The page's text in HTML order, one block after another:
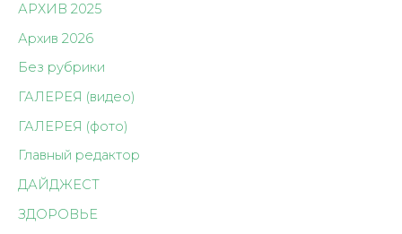
АРХИВ 2025
Архив 2026
Без рубрики
ГАЛЕРЕЯ (видео)
ГАЛЕРЕЯ (фото)
Главный редактор
ДАЙДЖЕСТ
ЗДОРОВЬЕ